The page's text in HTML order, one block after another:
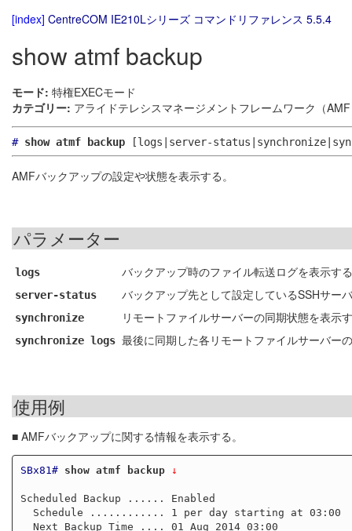
[index] CentreCOM IE210Lシリーズ コマンドリファレンス 5.5.4
show atmf backup
モード: 特権EXECモード
カテゴリー: アライドテレシスマネージメントフレームワーク（
# show atmf backup [logs|server-
AMFバックアップの設定や状態を表示する。
パラメーター
logs バックアップ時のファイル転送ログを表示する
server-status バックアップ先として設定しているSSHサー
synchronize リモートファイルサーバーの同期状態を表示
synchronize logs 最後に同期した各リモートファイルサーバー
使用例
■ AMFバックアップに関する情報を表示する。
SBx81# show atmf backup ↓
Scheduled Backup ...... Enabled